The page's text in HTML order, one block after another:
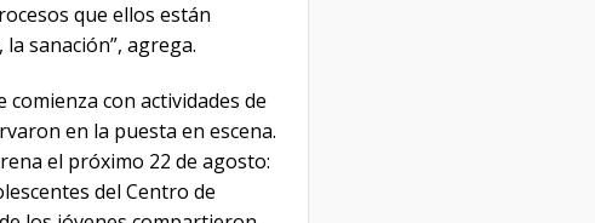
que ellos están
sanación”, agrega.
con actividades de
en la puesta en escena.
el próximo 22 de agosto:
del Centro de